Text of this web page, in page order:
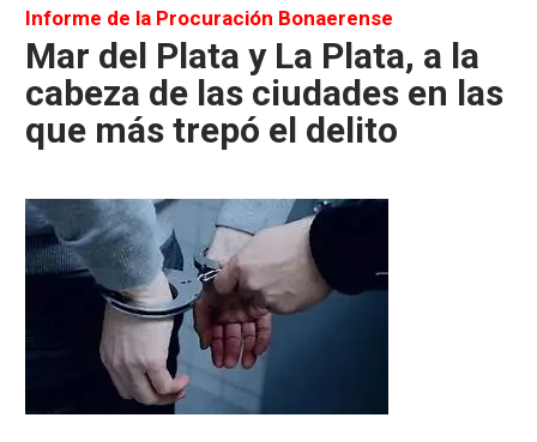
Informe de la Procuración Bonaerense
Mar del Plata y La Plata, a la
cabeza de las ciudades en las
que más trepó el delito